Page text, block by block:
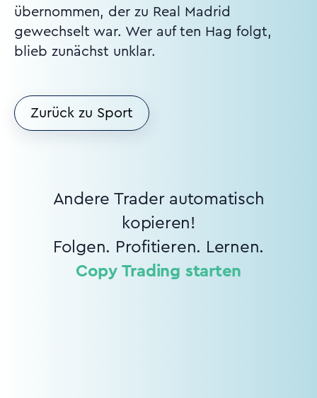
übernommen, der zu Real Madrid
gewechselt war. Wer auf ten Hag folgt,
blieb zunächst unklar.
Zurück zu Sport
Andere Trader automatisch
kopieren!
Folgen. Profitieren. Lernen.
Copy Trading starten